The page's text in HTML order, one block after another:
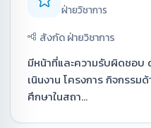
ฝ่ายวิชาการ
สังกัด ฝ่ายวิชาการ
มีหน้าที่และความรับผิดชอบ
เนินงาน โครงการ กิจกรร
ศึกษาในสถา...